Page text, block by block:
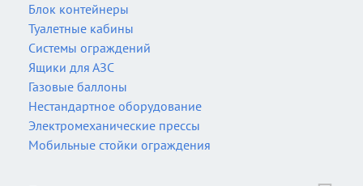
Блок контейнеры
Туалетные кабины
Системы ограждений
Ящики для АЗС
Газовые баллоны
Нестандартное оборудование
Электромеханические прессы
Мобильные стойки ограждения